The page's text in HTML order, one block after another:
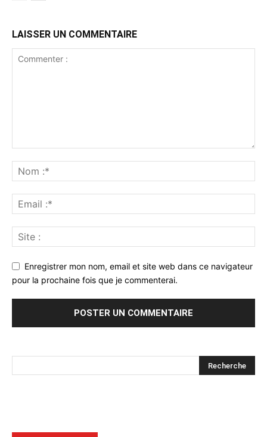
LAISSER UN COMMENTAIRE
Enregistrer mon nom, email et site web dans ce navigateur
pour la prochaine fois que je commenterai.